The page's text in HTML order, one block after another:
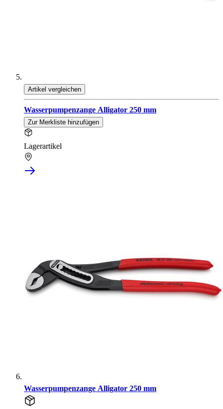
Artikel vergleichen
Wasserpumpenzange Alligator 250 mm
Zur Merkliste hinzufügen
Lagerartikel
Wasserpumpenzange Alligator 250 mm